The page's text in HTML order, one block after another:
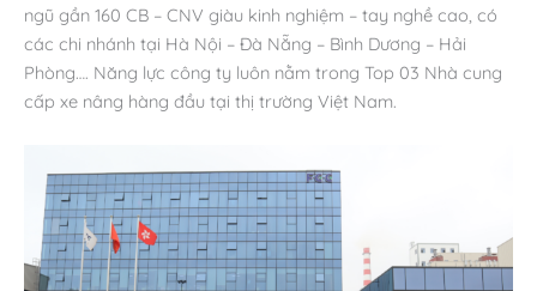
ngũ gần 160 CB – CNV giàu kinh nghiệm – tay nghề cao, có
các chi nhánh tại Hà Nội – Đà Nẵng – Bình Dương – Hải
Phòng…. Năng lực công ty luôn nằm trong Top 03 Nhà cung
cấp xe nâng hàng đầu tại thị trường Việt Nam.